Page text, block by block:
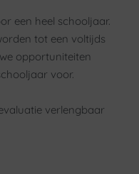
een heel schooljaar.
tot een voltijds
opportuniteiten
voor.
verlengbaar